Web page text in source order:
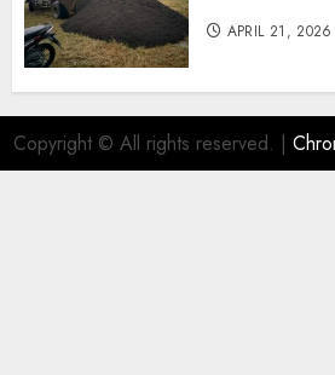
APRIL 21, 2026
Copyright © All rights reserved. |